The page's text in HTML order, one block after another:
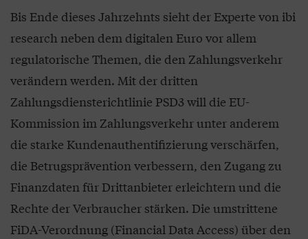
Bis Ende dieses Jahrzehnts sieht der Experte von ibi
research neben dem digitalen Euro vor allem
regulatorische Themen, die den Zahlungsverkehr
verändern werden. Mit der dritten
Zahlungsdiensterichtlinie PSD3 will die EU-
Kommission im Zahlungsverkehr unter anderem
die starke Kundenauthentifizierung verschärfen,
die Betrugsprävention verbessern, den Zugang zu
Finanzdaten für Drittanbieter erleichtern und die
Rechte der Verbraucher stärken. Die umstrittene
FiDA-Verordnung (Financial Data Access) über den